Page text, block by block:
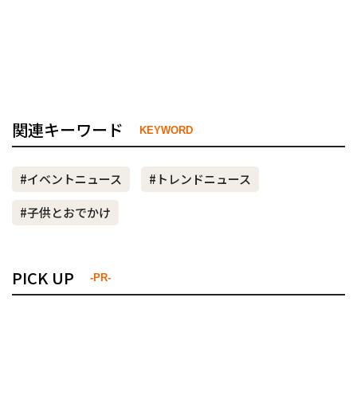
関連キーワード KEYWORD
#イベントニュース
#トレンドニュース
#子供とおでかけ
PICK UP -PR-